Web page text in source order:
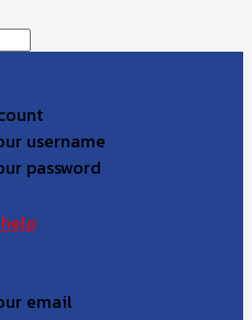
username
password
email